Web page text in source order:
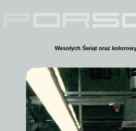
Wesołych Świąt oraz